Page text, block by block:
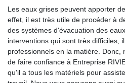
Les eaux grises peuvent apporter
effet, il est très utile de procéder à
des systèmes d'évacuation des
interventions qui sont très difficiles,
professionnels en la matière. Donc,
de faire confiance à Entreprise
qu'il a tous les matériels pour